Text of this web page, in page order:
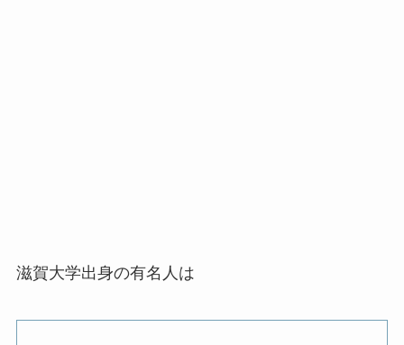
滋賀大学出身の有名人は